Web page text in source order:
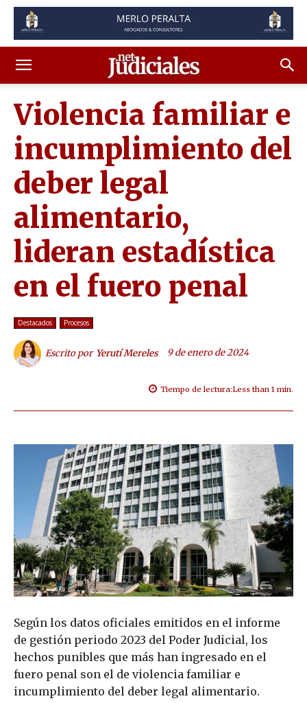
Violencia familiar e
incumplimiento del
deber legal
alimentario,
lideran estadística
en el fuero penal
Destacados Procesos
Escrito por Yerutí Mereles 9 de enero de 2024
Tiempo de lectura:Less than 1 min.
Según los datos oficiales emitidos en el informe
de gestión periodo 2023 del Poder Judicial, los
hechos punibles que más han ingresado en el
fuero penal son el de violencia familiar e
incumplimiento del deber legal alimentario.